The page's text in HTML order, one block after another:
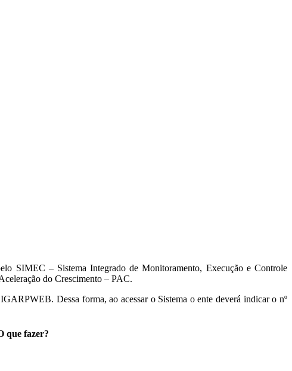
SIMEC – Sistema Integrado de Monitoramento, Execução e Controle
do Crescimento – PAC.
Dessa forma, ao acessar o Sistema o ente deverá indicar o nº
que fazer?